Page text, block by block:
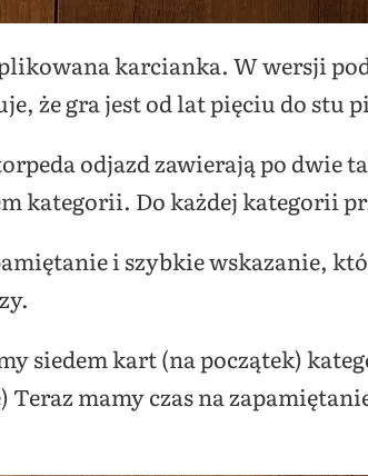
karcianka. W wersji
że gra jest od lat pięciu do stu
odjazd zawierają po dwie
kategorii. Do każdej kategorii
i szybkie wskazanie,
siedem kart (na początek)
mamy czas na